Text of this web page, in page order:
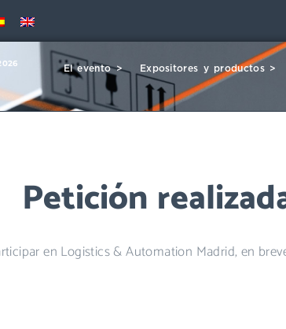
El evento > Expositores y productos >
Petición
en Logistics & Automation Madrid, en